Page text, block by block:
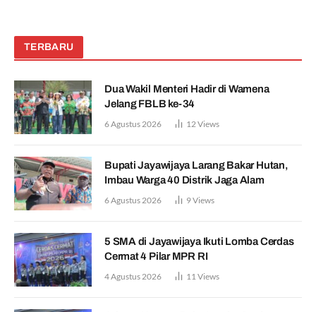
TERBARU
Dua Wakil Menteri Hadir di Wamena
Jelang FBLB ke-34
6 Agustus 2026 12 Views
Bupati Jayawijaya Larang Bakar Hutan,
Imbau Warga 40 Distrik Jaga Alam
6 Agustus 2026 9Views
5 SMA di Jayawijaya Ikuti Lomba Cerdas
Cermat 4 Pilar MPR RI
4 Agustus 2026 11 Views